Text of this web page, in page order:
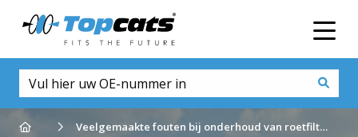
Go to homepage Veelgemaakte fouten bij onderhoud van roetfilters en katalysatoren